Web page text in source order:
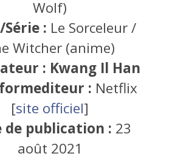
Wolf)
Série : Le Sorceleur /
Witcher (anime)
: Kwang Il Han
: Netflix
[site officiel]
de publication : 23
août 2021